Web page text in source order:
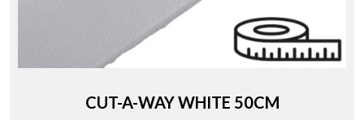
CUT-A-WAY WHITE 50CM